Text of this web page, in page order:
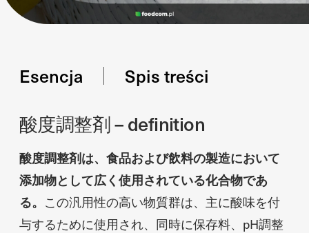
Esencja Spis treści
酸度調整剤 – definition
酸度調整剤は、食品および飲料の製造において
添加物として広く使用されている化合物であ
る。 この汎用性の高い物質群は、主に酸味を付
与するために使用され、同時に保存料、pH調整